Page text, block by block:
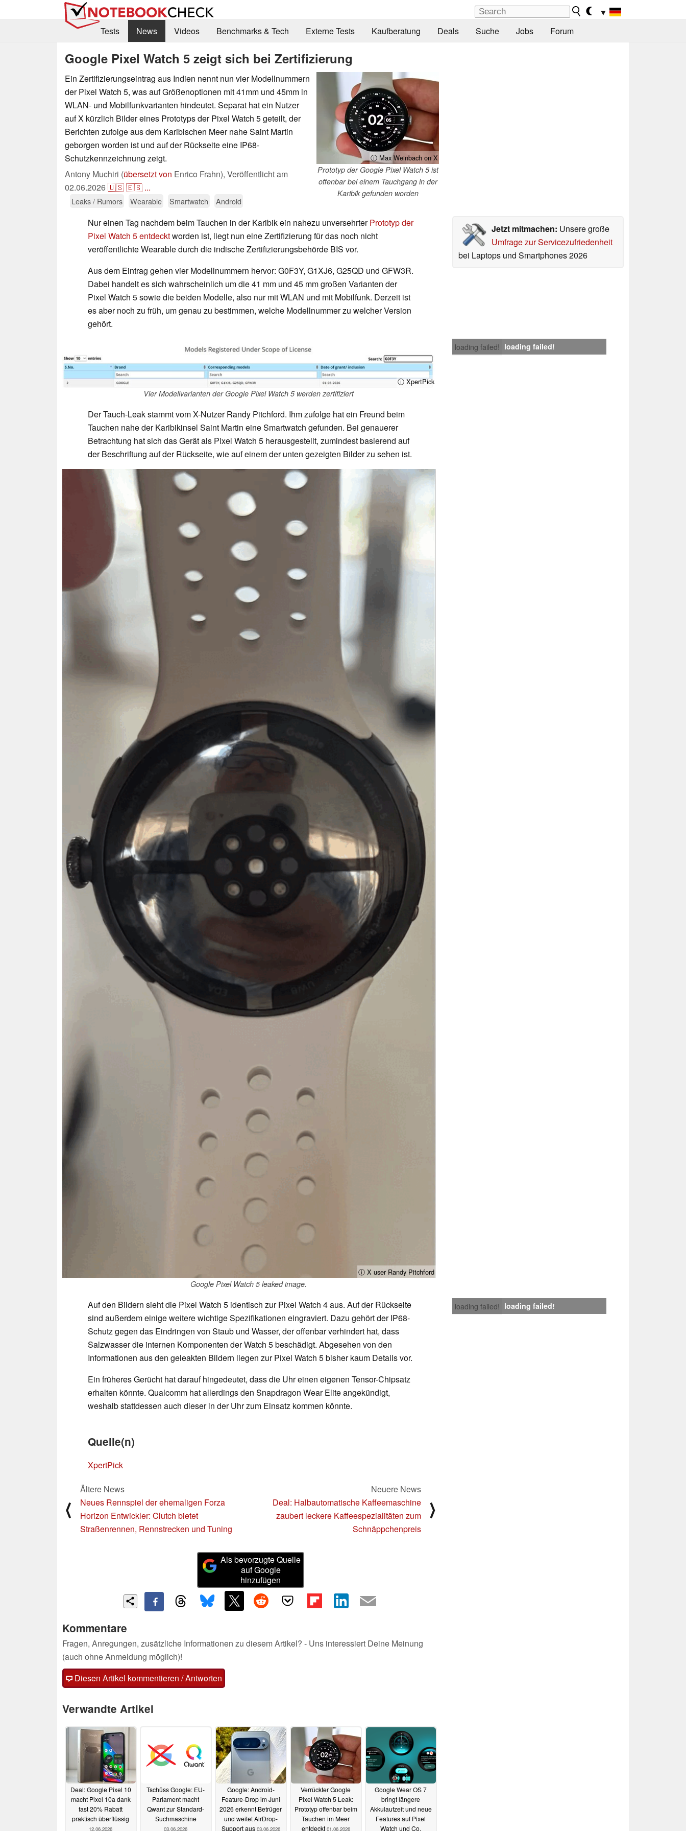
▼
Tests
News Videos Benchmarks & Tech Externe Tests Kaufberatung Deals Suche Jobs Forum
Google Pixel Watch 5 zeigt sich bei Zertifizierung
ⓘ Max Weinbach on X
Prototyp der Google Pixel Watch 5 ist
offenbar bei einem Tauchgang in der
Karibik gefunden worden
Ein Zertifizierungseintrag aus Indien nennt nun vier Modellnummern
der Pixel Watch 5, was auf Größenoptionen mit 41mm und 45mm in
WLAN- und Mobilfunkvarianten hindeutet. Separat hat ein Nutzer
auf X kürzlich Bilder eines Prototyps der Pixel Watch 5 geteilt, der
Berichten zufolge aus dem Karibischen Meer nahe Saint Martin
geborgen worden ist und auf der Rückseite eine IP68-
Schutzkennzeichnung zeigt.
Antony Muchiri (übersetzt von Enrico Frahn), Veröffentlicht am
02.06.2026🇺🇸🇪🇸 ...
Leaks / Rumors Wearable Smartwatch Android
Jetzt mitmachen: Unsere große
Umfrage zur Servicezufriedenheit
bei Laptops und Smartphones 2026
Nur einen Tag nachdem beim Tauchen in der Karibik ein nahezu unversehrterPrototyp der
Pixel Watch 5 entdecktworden ist, liegt nun eine Zertifizierung für das noch nicht
veröffentlichte Wearable durch die indische Zertifizierungsbehörde BIS vor.
Aus dem Eintrag gehen vier Modellnummern hervor: G0F3Y, G1XJ6, G25QD und GFW3R.
Dabei handelt es sich wahrscheinlich um die 41 mm und 45 mm großen Varianten der
Pixel Watch 5 sowie die beiden Modelle, also nur mit WLAN und mit Mobilfunk. Derzeit ist
es aber noch zu früh, um genau zu bestimmen, welche Modellnummer zu welcher Version
gehört.
loading failed! loading failed!
ⓘ XpertPick
Vier Modellvarianten der Google Pixel Watch 5 werden zertifiziert
Der Tauch-Leak stammt vom X-Nutzer Randy Pitchford. Ihm zufolge hat ein Freund beim
Tauchen nahe der Karibikinsel Saint Martin eine Smartwatch gefunden. Bei genauerer
Betrachtung hat sich das Gerät als Pixel Watch 5 herausgestellt, zumindest basierend auf
der Beschriftung auf der Rückseite, wie auf einem der unten gezeigten Bilder zu sehen ist.
ⓘ X user Randy Pitchford
Google Pixel Watch 5 leaked image.
loading failed! loading failed!
Auf den Bildern sieht die Pixel Watch 5 identisch zur Pixel Watch 4 aus. Auf der Rückseite
sind außerdem einige weitere wichtige Spezifikationen eingraviert. Dazu gehört der IP68-
Schutz gegen das Eindringen von Staub und Wasser, der offenbar verhindert hat, dass
Salzwasser die internen Komponenten der Watch 5 beschädigt. Abgesehen von den
Informationen aus den geleakten Bildern liegen zur Pixel Watch 5 bisher kaum Details vor.
Ein früheres Gerücht hat darauf hingedeutet, dass die Uhr einen eigenen Tensor-Chipsatz
erhalten könnte. Qualcomm hat allerdings den Snapdragon Wear Elite angekündigt,
weshalb stattdessen auch dieser in der Uhr zum Einsatz kommen könnte.
Quelle(n)
XpertPick
⟨
Ältere News
Neues Rennspiel der ehemaligen Forza
Horizon Entwickler: Clutch bietet
Straßenrennen, Rennstrecken und Tuning
Neuere News
Deal: Halbautomatische Kaffeemaschine
zaubert leckere Kaffeespezialitäten zum
Schnäppchenpreis
⟩
Als bevorzugte Quelle
auf Google
hinzufügen
Kommentare
Fragen, Anregungen, zusätzliche Informationen zu diesem Artikel? - Uns interessiert Deine Meinung
(auch ohne Anmeldung möglich)!
Diesen Artikel kommentieren / Antworten
Verwandte Artikel
Deal: Google Pixel 10
macht Pixel 10a dank
fast 20% Rabatt
praktisch überflüssig
12.06.2026
Tschüss Google: EU-
Parlament macht
Qwant zur Standard-
Suchmaschine
03.06.2026
Google: Android-
Feature-Drop im Juni
2026 erkennt Betrüger
und weitet AirDrop-
Support aus 03.06.2026
Verrückter Google
Pixel Watch 5 Leak:
Prototyp offenbar beim
Tauchen im Meer
entdeckt 01.06.2026
Google Wear OS 7
bringt längere
Akkulaufzeit und neue
Features auf Pixel
Watch und Co.